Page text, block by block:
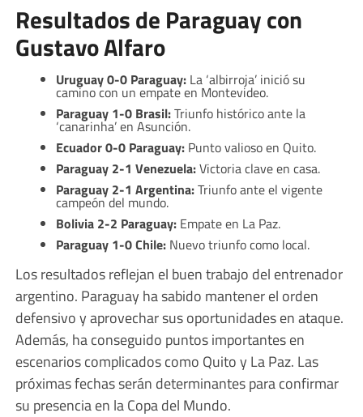
Resultados de Paraguay con
Gustavo Alfaro
Uruguay 0-0 Paraguay:La ‘albirroja’ inició su
camino con un empate en Montevideo.
Paraguay 1-0 Brasil:Triunfo histórico ante la
‘canarinha’ en Asunción.
Ecuador 0-0 Paraguay:Punto valioso en Quito.
Paraguay 2-1 Venezuela:Victoria clave en casa.
Paraguay 2-1 Argentina:Triunfo ante el vigente
campeón del mundo.
Bolivia 2-2 Paraguay:Empate en La Paz.
Paraguay 1-0 Chile:Nuevo triunfo como local.
Los resultados reflejan el buen trabajo del entrenador
argentino. Paraguay ha sabido mantener el orden
defensivo y aprovechar sus oportunidades en ataque.
Además, ha conseguido puntos importantes en
escenarios complicados como Quito y La Paz. Las
próximas fechas serán determinantes para confirmar
su presencia en la Copa del Mundo.